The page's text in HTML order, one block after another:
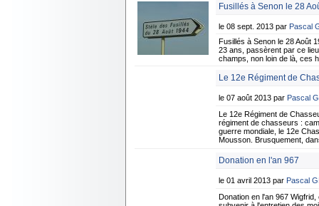
Fusillés à Senon le 28
le 08 sept. 2013 par Pascal
Fusillés à Senon le 28 Août
23 ans, passèrent par ce
champs, non loin de là, ces
Le 12e Régiment de
le 07 août 2013 par Pascal
Le 12e Régiment de
régiment de chasseurs :
guerre mondiale, le 12e
Mousson. Brusquement,
Donation en l'an 967
le 01 avril 2013 par Pascal
Donation en l'an 967